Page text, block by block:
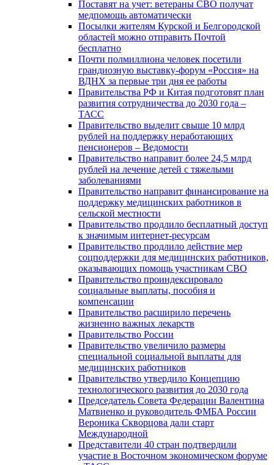
Поставят на учет: ветераны СВО получат
медпомощь автоматически
Посылки жителям Курской и Белгородской
областей можно отправить Почтой
бесплатно
Почти полмиллиона человек посетили
грандиозную выставку-форум «Россия» на
ВДНХ за первые три дня ее работы
Правительства РФ и Китая подготовят план
развития сотрудничества до 2030 года –
ТАСС
Правительство выделит свыше 10 млрд
рублей на поддержку неработающих
пенсионеров – Ведомости
Правительство направит более 24,5 млрд
рублей на лечение детей с тяжелыми
заболеваниями
Правительство направит финансирование на
поддержку медицинских работников в
сельской местности
Правительство продлило бесплатный доступ
к значимым интернет-ресурсам
Правительство продлило действие мер
соцподдержки для медицинских работников,
оказывающих помощь участникам СВО
Правительство проиндексировало
социальные выплаты, пособия и
компенсации
Правительство расширило перечень
жизненно важных лекарств
Правительство России
Правительство увеличило размеры
специальной социальной выплаты для
медицинских работников
Правительство утвердило Концепцию
технологического развития до 2030 года
Председатель Совета Федерации Валентина
Матвиенко и руководитель ФМБА России
Вероника Скворцова дали старт
Международной
Представители 40 стран подтвердили
участие в Восточном экономическом форуме